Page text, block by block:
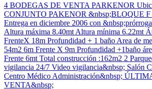
4 BODEGAS DE VENTA PARKENOR
CONJUNTO PAKENOR &nbsp;BLOQUE F
Entrega en diciembre 2006 con
Altura máxima 8.40mt Altura mínima 6.22mt
FrenteX 18m Profundidad + 1 baño Area de
54m2 6m Frente X 9m Profundidad +1baño
Frente 6mt Total construcción :162m2 2
vigilancia 24/7 Video vigilancia&nbsp; Salón
Centro Médico Administración&nbsp;
VENTA&nbsp;